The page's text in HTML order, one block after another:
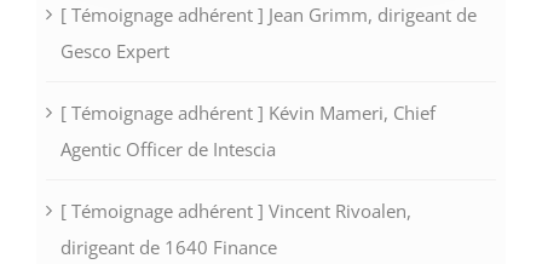
[ Témoignage adhérent ] Jean Grimm, dirigeant de
Gesco Expert
[ Témoignage adhérent ] Kévin Mameri, Chief
Agentic Officer de Intescia
[ Témoignage adhérent ] Vincent Rivoalen,
dirigeant de 1640 Finance